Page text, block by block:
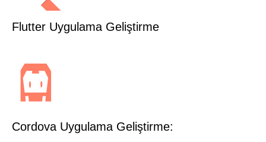
Flutter Uygulama Geliştirme
Cordova Uygulama Geliştirme: